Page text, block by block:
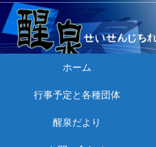
ホーム
行事予定と各種団体
醒泉だより